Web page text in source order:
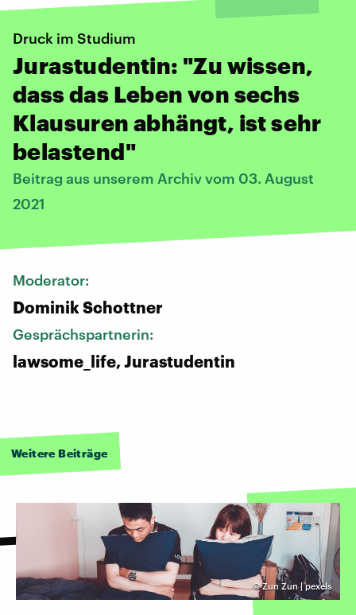
Druck im Studium
Jurastudentin: "Zu wissen,
dass das Leben von sechs
Klausuren abhängt, ist sehr
belastend"
Beitrag aus unserem Archiv vom 03. August
2021
Moderator:
Dominik Schottner
Gesprächspartnerin:
lawsome_life, Jurastudentin
Weitere Beiträge
©Zun Zun | pexels